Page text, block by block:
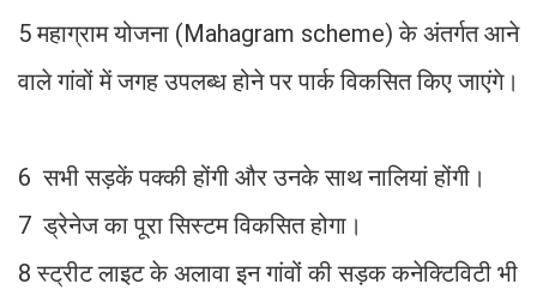
5 महाग्राम योजना (Mahagram scheme) के अंतर्गत आने
वाले गांवों में जगह उपलब्ध होने पर पार्क विकसित किए जाएंगे।
6 सभी सड़कें पक्की होंगी और उनके साथ नालियां होंगी।
7 ड्रेनेज का पूरा सिस्टम विकसित होगा।
8 स्ट्रीट लाइट के अलावा इन गांवों की सड़क कनेक्टिविटी भी